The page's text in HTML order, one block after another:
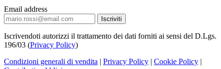
Email address
Iscrivendoti autorizzi il trattamento dei dati forniti ai sensi del D.Lgs.
196/03 (Privacy Policy)
Condizioni generali di vendita | Privacy Policy | Cookie Policy |